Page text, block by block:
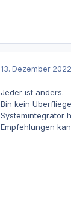
13. Dezember 2022
Jeder ist anders.
Bin kein
Systemintegrator
Empfehlungen